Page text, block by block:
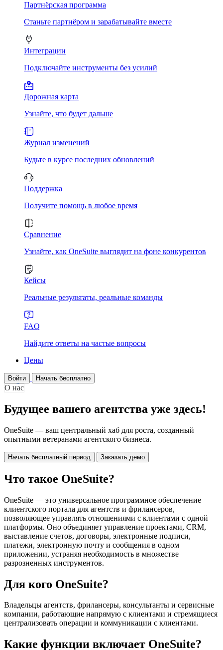
Партнёрская программа
Станьте партнёром и зарабатывайте вместе
Интеграции
Подключайте инструменты без усилий
Дорожная карта
Узнайте, что будет дальше
Журнал изменений
Будьте в курсе последних обновлений
Поддержка
Получите помощь в любое время
Сравнение
Узнайте, как OneSuite выглядит на фоне конкурентов
Кейсы
Реальные результаты, реальные команды
FAQ
Найдите ответы на частые вопросы
Цены
Войти Начать бесплатно
О нас
Будущее вашего агентства уже здесь!
OneSuite — ваш центральный хаб для роста, созданный
опытными ветеранами агентского бизнеса.
Начать бесплатный период Заказать демо
Что такое OneSuite?
OneSuite — это универсальное программное обеспечение
клиентского портала для агентств и фрилансеров,
позволяющее управлять отношениями с клиентами с одной
платформы. Оно объединяет управление проектами, CRM,
выставление счетов, договоры, электронные подписи,
платежи, электронную почту и сообщения в одном
приложении, устраняя необходимость в множестве
разрозненных инструментов.
Для кого OneSuite?
Владельцы агентств, фрилансеры, консультанты и сервисные
компании, работающие напрямую с клиентами и стремящиеся
централизовать операции и коммуникации с клиентами.
Какие функции включает OneSuite?